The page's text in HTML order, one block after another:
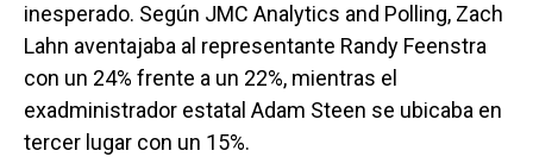
inesperado. Según JMC Analytics and Polling, Zach
Lahn aventajaba al representante Randy Feenstra
con un 24% frente a un 22%, mientras el
exadministrador estatal Adam Steen se ubicaba en
tercer lugar con un 15%.